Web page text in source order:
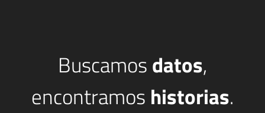
Buscamosdatos,
encontramos historias.